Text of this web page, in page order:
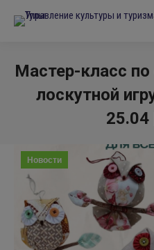
Мастер-класс
лоскутной
25.04
Новости